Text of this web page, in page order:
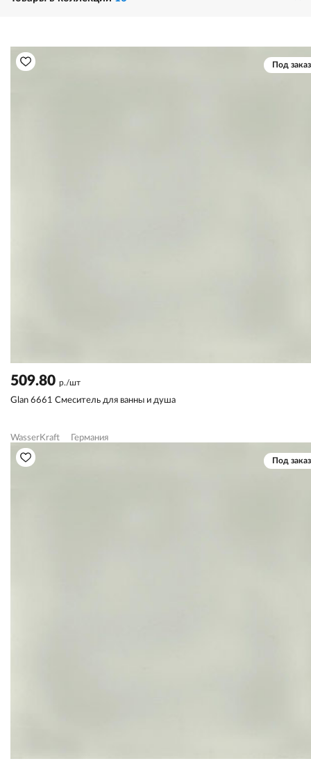
Под заказ
509.80 р./шт
Glan 6661 Смеситель для ванны и душа
WasserKraft Германия
Под заказ